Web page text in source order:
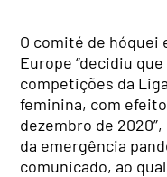
O comité de hóquei
Europe “decidiu
competições da
feminina, com
dezembro de
da emergência
comunicado, ao